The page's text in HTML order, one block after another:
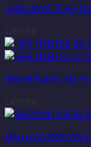
SNAILWHITE
HER HYNESS 3D
Dầu cù là RASYAN